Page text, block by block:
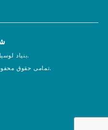
© ۲۰۲۶ بنیاد لوسیل پاکارد برای سلامت کودکان.
تمامی حقوقسیاست حفظ حریم خصوصی.